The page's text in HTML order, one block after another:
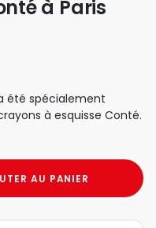
à Paris
été spécialement
à esquisse Conté.
AU PANIER